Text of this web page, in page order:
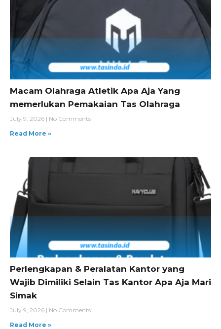
Macam Olahraga Atletik Apa Aja Yang
memerlukan Pemakaian Tas Olahraga
July 9, 2026
No Comments
Read More »
Perlengkapan & Peralatan Kantor yang
Wajib Dimiliki Selain Tas Kantor Apa Aja Mari
Simak
July 9, 2026
No Comments
Read More »